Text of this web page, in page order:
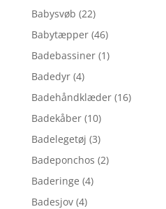
Babysvøb (22)
Babytæpper (46)
Badebassiner (1)
Badedyr (4)
Badehåndklæder (16)
Badekåber (10)
Badelegetøj (3)
Badeponchos (2)
Baderinge (4)
Badesjov (4)